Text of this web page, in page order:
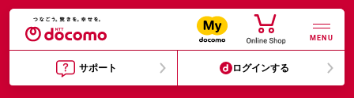
MENU
サポート ログインする